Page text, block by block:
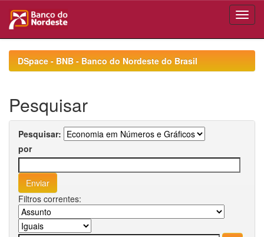
navigationDSpace - BNB - Banco do Nordeste do Brasil
Pesquisar
Pesquisar:
por
Filtros correntes: